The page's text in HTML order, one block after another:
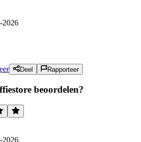
2026
Deel Rapporteer
beoordelen?
2026